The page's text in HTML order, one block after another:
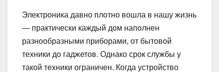
Электроника давно плотно вошла в нашу жизнь
— практически каждый дом наполнен
разнообразными приборами, от бытовой
техники до гаджетов. Однако срок службы у
такой техники ограничен. Когда устройство